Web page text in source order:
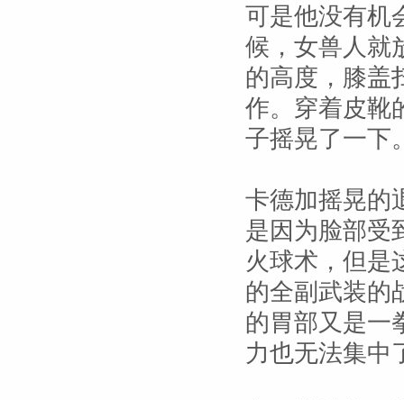
可是他没有机
候，女兽人就
的高度，膝盖
作。穿着皮靴
子摇晃了一下
卡德加摇晃的
是因为脸部受
火球术，但是
的全副武装的
的胃部又是一
力也无法集中